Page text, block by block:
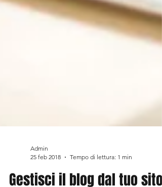
25 feb 2018
Tempo di lettura: 1 min